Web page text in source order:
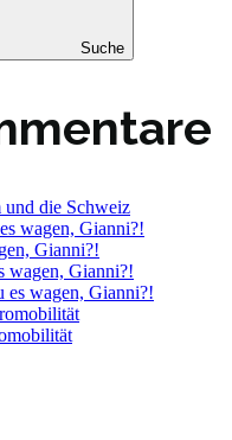
Suche
und die Schweiz
wagen, Gianni?!
Gianni?!
wagen, Gianni?!
es wagen, Gianni?!